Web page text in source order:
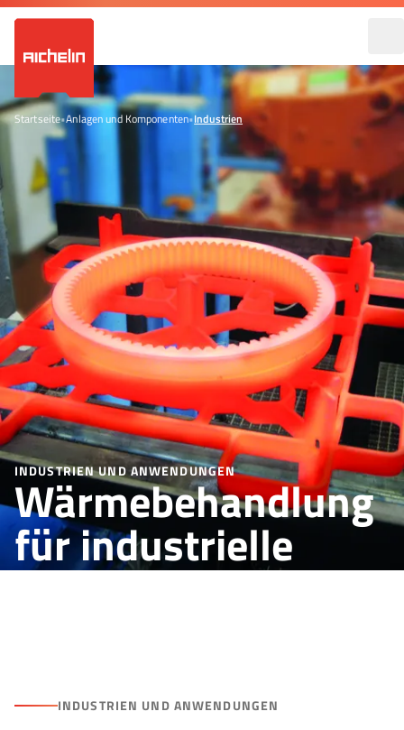
Startseite•Anlagen und Komponenten•Industrien
INDUSTRIEN UND ANWENDUNGEN
Wärmebehandlung
für industrielle
Anwendungen
INDUSTRIEN UND ANWENDUNGEN